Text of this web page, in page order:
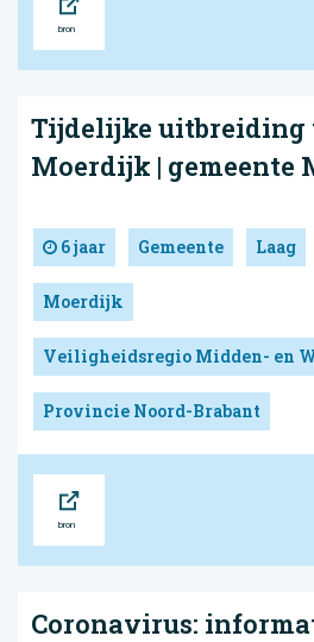
Tijdelijke uitbreiding
Moerdijk | gemeente
6 jaar Gemeente Laag
Moerdijk
Veiligheidsregio Midden- en
Provincie Noord-Brabant
Coronavirus: